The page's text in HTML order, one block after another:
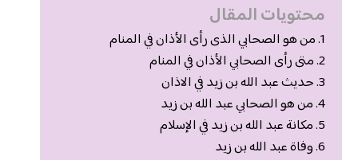
محتويات المقال
من هو الصحابي الذى رأى الأذان في المنام
متى رأى الصحابي الأذان في المنام
حديث عبد الله بن زيد في الاذان
من هو الصحابي عبد الله بن زيد
مكانة عبد الله بن زيد في الإسلام
وفاة عبد الله بن زيد